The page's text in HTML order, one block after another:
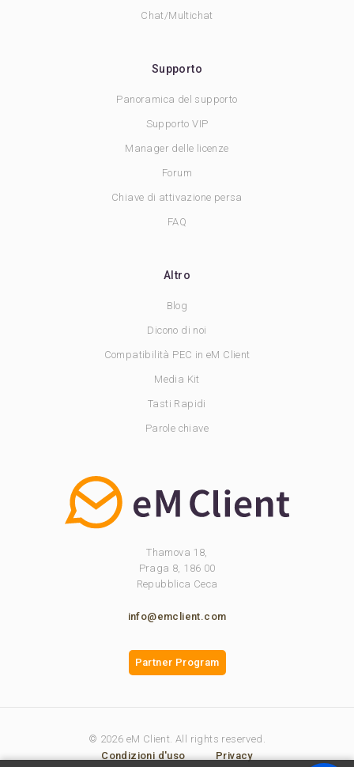
Chat/Multichat
Supporto
Panoramica del supporto
Supporto VIP
Manager delle licenze
Forum
Chiave di attivazione persa
FAQ
Altro
Blog
Dicono di noi
Compatibilità PEC in eM Client
Media Kit
Tasti Rapidi
Parole chiave
Thamova 18,
Praga 8, 186 00
Repubblica Ceca
info@emclient.com
Partner Program
© 2026 eM Client. All rights reserved.
Condizioni d'uso
Privacy